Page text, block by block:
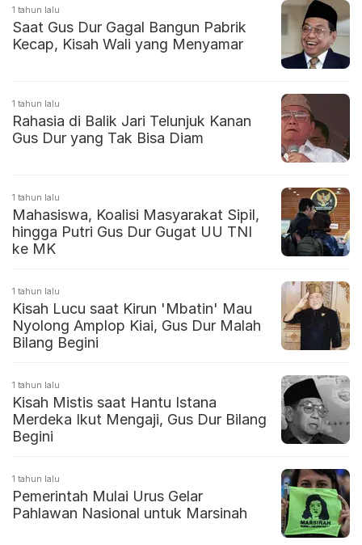
1 tahun lalu
Saat Gus Dur Gagal Bangun Pabrik
Kecap, Kisah Wali yang Menyamar
1 tahun lalu
Rahasia di Balik Jari Telunjuk Kanan
Gus Dur yang Tak Bisa Diam
1 tahun lalu
Mahasiswa, Koalisi Masyarakat Sipil,
hingga Putri Gus Dur Gugat UU TNI
ke MK
1 tahun lalu
Kisah Lucu saat Kirun 'Mbatin' Mau
Nyolong Amplop Kiai, Gus Dur Malah
Bilang Begini
1 tahun lalu
Kisah Mistis saat Hantu Istana
Merdeka Ikut Mengaji, Gus Dur Bilang
Begini
1 tahun lalu
Pemerintah Mulai Urus Gelar
Pahlawan Nasional untuk Marsinah